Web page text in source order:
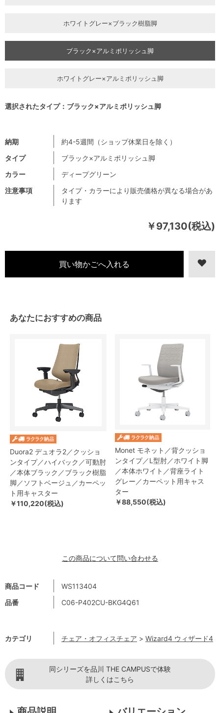
￥97,130(税込)
商品コード
WS113404
品番
C06-P402CU-BKG4Q61
カテゴリ チェア・オフィスチェア > Wizard4 ウィザード4
注意事項
タイプ・カラーにより販売価格が異なる場合があ
ります
納期
約4-5週間（ショップ休業日を除く）
タイプ
ブラック×アルミポリッシュ脚
カラー
ディープグリーン
ホワイトグレー×ブラック樹脂脚
ブラック×アルミポリッシュ脚
ホワイトグレー×アルミポリッシュ脚
選択されたタイプ：ブラック×アルミポリッシュ脚
あなたにおすすめの商品
Duora2 デュオラ2／クッショ
ンタイプ／ハイバック／可動肘
／本体ブラック／ブラック樹脂
脚／ソフトベージュ／カーペッ
ト用キャスター
￥110,220(税込)
Monet モネット／背クッショ
ンタイプ／L型肘／ホワイト脚
／本体ホワイト／背座ライト
グレー／カーペット用キャス
ター
￥88,550(税込)
この商品について問い合わせる
同シリーズを品川 THE CAMPUSで体験
詳しくはこちら